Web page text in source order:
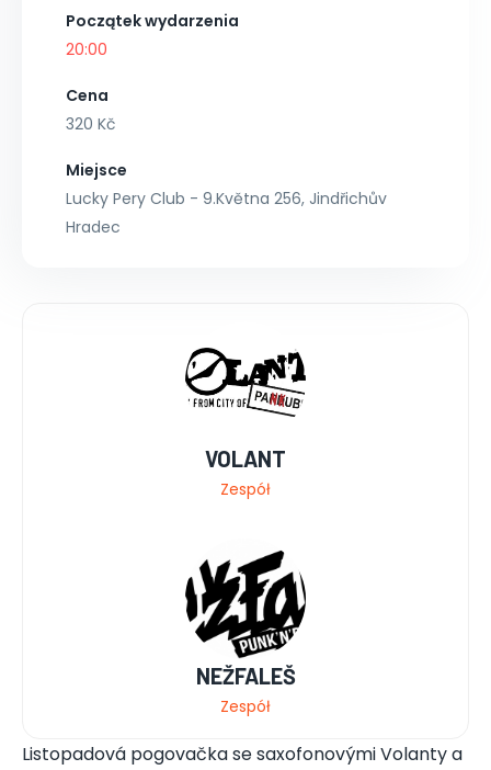
Początek wydarzenia
20:00
Cena
320 Kč
Miejsce
Lucky Pery Club - 9.Května 256, Jindřichův
Hradec
VOLANT
Zespół
NEŽFALEŠ
Zespół
Listopadová pogovačka se saxofonovými Volanty a